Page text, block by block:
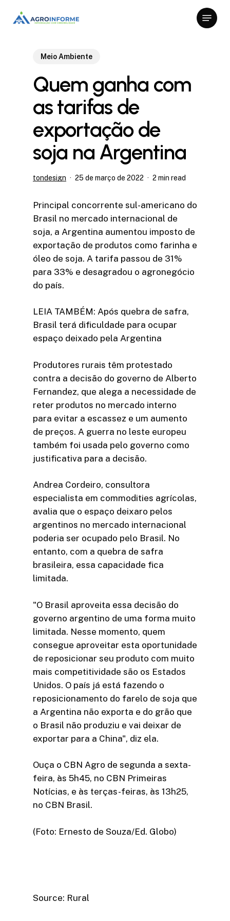
Menu
Meio Ambiente
Quem ganha com
as tarifas de
exportação de
soja na Argentina
tondesign 25 de março de 2022 2 min read
Principal concorrente sul-americano do
Brasil no mercado internacional de
soja, a Argentina aumentou imposto de
exportação de produtos como farinha e
óleo de soja. A tarifa passou de 31%
para 33% e desagradou o agronegócio
do país.
LEIA TAMBÉM: Após quebra de safra,
Brasil terá dificuldade para ocupar
espaço deixado pela Argentina
Produtores rurais têm protestado
contra a decisão do governo de Alberto
Fernandez, que alega a necessidade de
reter produtos no mercado interno
para evitar a escassez e um aumento
de preços. A guerra no leste europeu
também foi usada pelo governo como
justificativa para a decisão.
Andrea Cordeiro, consultora
especialista em commodities agrícolas,
avalia que o espaço deixaro pelos
argentinos no mercado internacional
poderia ser ocupado pelo Brasil. No
entanto, com a quebra de safra
brasileira, essa capacidade fica
limitada.
"O Brasil aproveita essa decisão do
governo argentino de uma forma muito
limitada. Nesse momento, quem
consegue aproveitar esta oportunidade
de reposicionar seu produto com muito
mais competitividade são os Estados
Unidos. O país já está fazendo o
reposicionamento do farelo de soja que
a Argentina não exporta e do grão que
o Brasil não produziu e vai deixar de
exportar para a China", diz ela.
Ouça o CBN Agro de segunda a sexta-
feira, às 5h45, no CBN Primeiras
Notícias, e às terças-feiras, às 13h25,
no CBN Brasil.
(Foto: Ernesto de Souza/Ed. Globo)
Source: Rural